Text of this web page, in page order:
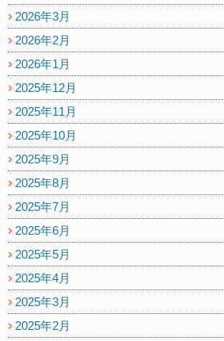
2026年3月
2026年2月
2026年1月
2025年12月
2025年11月
2025年10月
2025年9月
2025年8月
2025年7月
2025年6月
2025年5月
2025年4月
2025年3月
2025年2月